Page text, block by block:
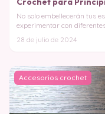
No solo embellecerán tus
experimentar con
28 de julio de 2024
Accesorios crochet